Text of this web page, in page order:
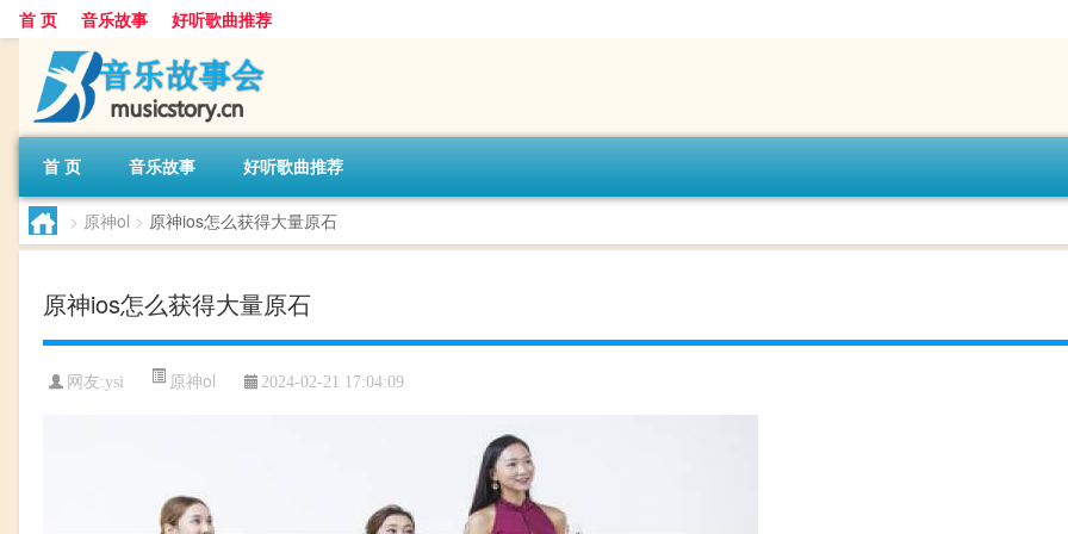
首 页 音乐故事 好听歌曲推荐
首 页 音乐故事 好听歌曲推荐
> 原神ol > 原神ios怎么获得大量原石
原神ios怎么获得大量原石
网友:ysi 原神ol 2024-02-21 17:04:09